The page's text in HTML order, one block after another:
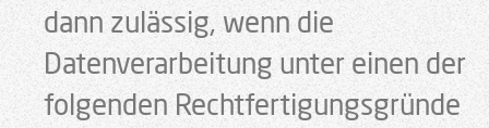
dann zulässig, wenn die
Datenverarbeitung unter einen der
folgenden Rechtfertigungsgründe